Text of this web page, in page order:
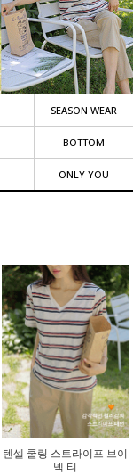
SEASON WEAR
BOTTOM
ONLY YOU
텐셀 쿨링 스트라이프 브이
넥 티